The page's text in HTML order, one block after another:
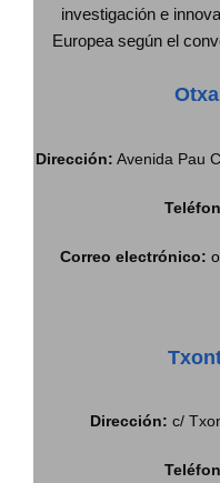
investigación e
Europea según el
Dirección: Avenida Pau
Correo electrónico:
Dirección: c/